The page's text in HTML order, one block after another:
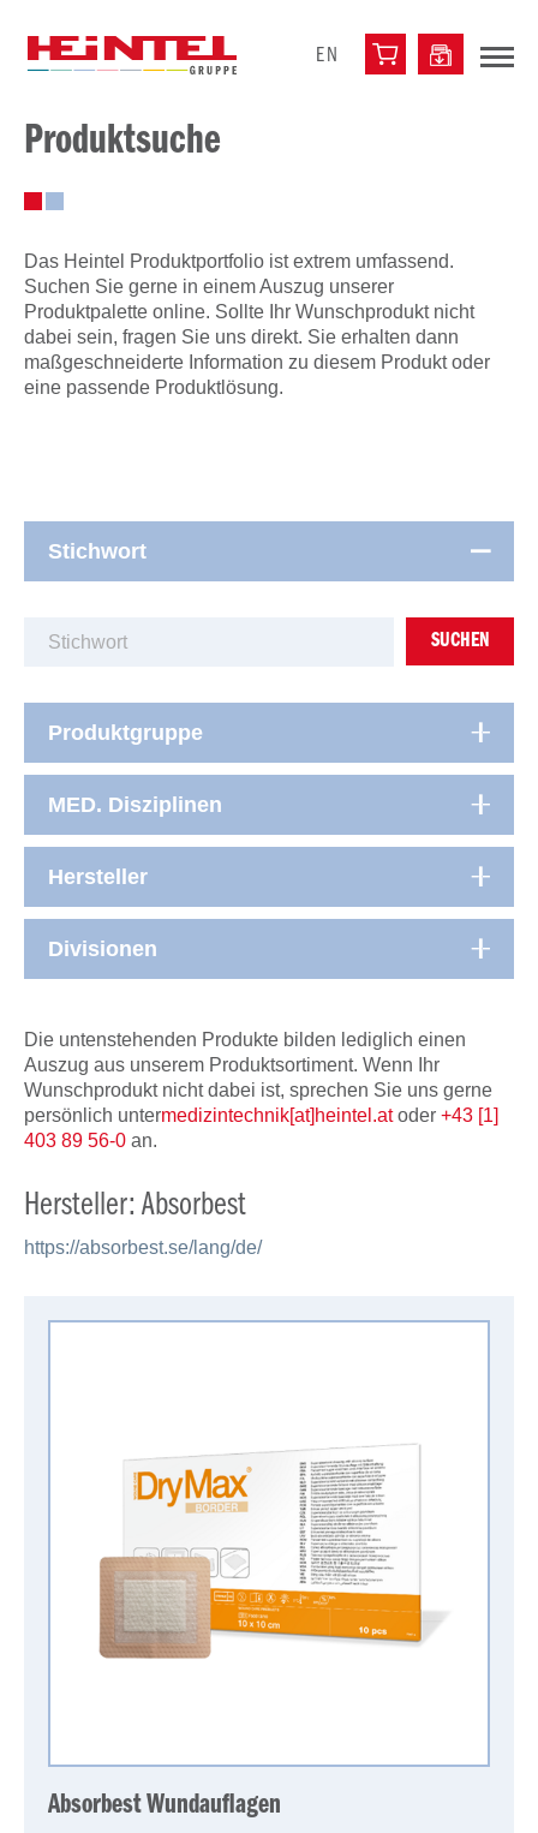
EN
Produktsuche
Das Heintel Produktportfolio ist extrem umfassend.
Suchen Sie gerne in einem Auszug unserer
Produktpalette online. Sollte Ihr Wunschprodukt nicht
dabei sein, fragen Sie uns direkt. Sie erhalten dann
maßgeschneiderte Information zu diesem Produkt oder
eine passende Produktlösung.
Stichwort
SUCHEN
Produktgruppe
MED. Disziplinen
Hersteller
Divisionen
Die untenstehenden Produkte bilden lediglich einen
Auszug aus unserem Produktsortiment. Wenn Ihr
Wunschprodukt nicht dabei ist, sprechen Sie uns gerne
persönlich untermedizintechnik[at]heintel.atoder +43 [1]
403 89 56-0 an.
Hersteller: Absorbest
https://absorbest.se/lang/de/
Absorbest Wundauflagen